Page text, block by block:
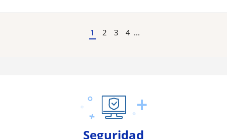
1 2 3 4 ...
Seguridad